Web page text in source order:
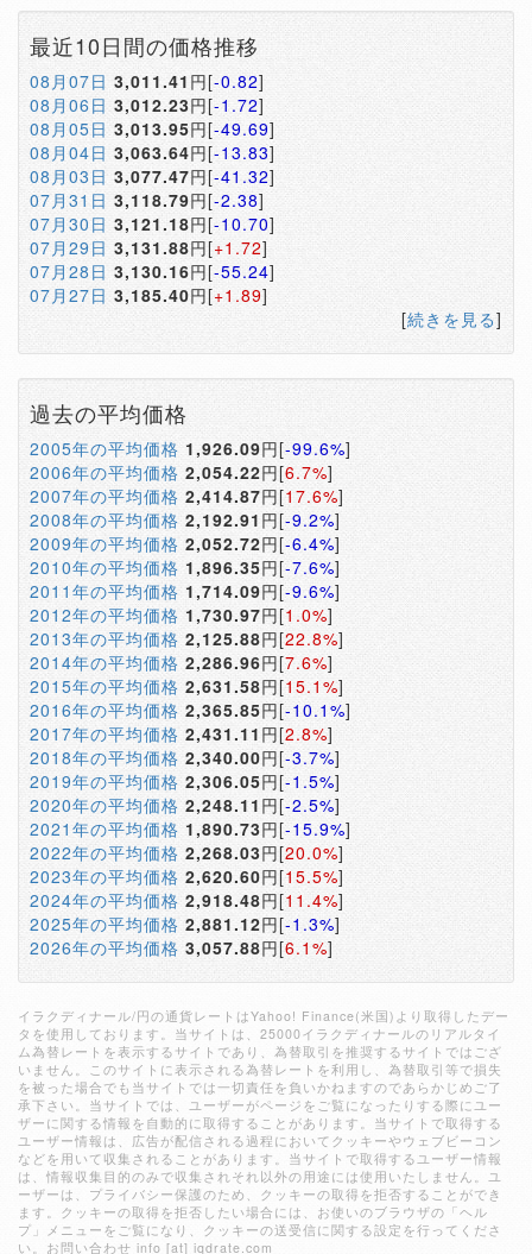
最近10日間の価格推移
08月07日 3,011.41 円[-0.82]
08月06日 3,012.23円[-1.72]
08月05日 3,013.95円[-49.69]
08月04日 3,063.64円[-13.83]
08月03日 3,077.47円[-41.32]
07月31日 3,118.79円[-2.38]
07月30日 3,121.18円[-10.70]
07月29日 3,131.88円[+1.72]
07月28日 3,130.16円[-55.24]
07月27日 3,185.40円[+1.89]
[続きを見る]
過去の平均価格
2005年の平均価格 1,926.09円[-99.6%]
2006年の平均価格 2,054.22円[6.7%]
2007年の平均価格 2,414.87円[17.6%]
2008年の平均価格 2,192.91 円[-9.2%]
2009年の平均価格 2,052.72円[-6.4%]
2010年の平均価格 1,896.35円[-7.6%]
2011年の平均価格 1,714.09円[-9.6%]
2012年の平均価格 1,730.97円[1.0%]
2013年の平均価格 2,125.88円[22.8%]
2014年の平均価格 2,286.96円[7.6%]
2015年の平均価格 2,631.58円[15.1%]
2016年の平均価格 2,365.85円[-10.1%]
2017年の平均価格 2,431.11 円[2.8%]
2018年の平均価格 2,340.00円[-3.7%]
2019年の平均価格 2,306.05円[-1.5%]
2020年の平均価格 2,248.11 円[-2.5%]
2021年の平均価格 1,890.73円[-15.9%]
2022年の平均価格 2,268.03円[20.0%]
2023年の平均価格 2,620.60円[15.5%]
2024年の平均価格 2,918.48円[11.4%]
2025年の平均価格 2,881.12円[-1.3%]
2026年の平均価格 3,057.88円[6.1%]
イラクディナール/円の通貨レートはYahoo! Finance(米国)より取得したデー
タを使用しております。当サイトは、25000イラクディナールのリアルタイ
ム為替レートを表示するサイトであり、為替取引を推奨するサイトではござ
いません。このサイトに表示される為替レートを利用し、為替取引等で損失
を被った場合でも当サイトでは一切責任を負いかねますのであらかじめご了
承下さい。当サイトでは、ユーザーがページをご覧になったりする際にユー
ザーに関する情報を自動的に取得することがあります。当サイトで取得する
ユーザー情報は、広告が配信される過程においてクッキーやウェブビーコン
などを用いて収集されることがあります。当サイトで取得するユーザー情報
は、情報収集目的のみで収集されそれ以外の用途には使用いたしません。ユ
ーザーは、プライバシー保護のため、クッキーの取得を拒否することができ
ます。クッキーの取得を拒否したい場合には、お使いのブラウザの「ヘル
プ」メニューをご覧になり、クッキーの送受信に関する設定を行ってくださ
い。お問い合わせ info [at] iqdrate.com